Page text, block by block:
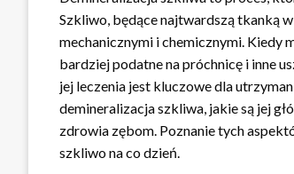
Szkliwo, będące najtwardszą tkanką
mechanicznymi i chemicznymi. Kiedy
bardziej podatne na próchnicę i inne
jej leczenia jest kluczowe dla
demineralizacja szkliwa, jakie są jej
zdrowia zębom. Poznanie tych
szkliwo na co dzień.